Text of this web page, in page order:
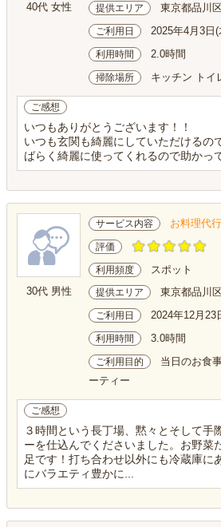
40代 女性 提供エリア 東京都品川
ご利用日 2025年4月3日(
利用時間 2.0時間
掃除場所 キッチン トイ
ご感想
いつもありがとうございます！！
いつも玄関も綺麗にしていただけるの
ばらく綺麗に使ってくれるので助かっ
30代 男性
サービス内容 お料理代行
評価
利用頻度 スポット
提供エリア 東京都品川
ご利用日 2024年12月23
利用時間 3.0時間
ご利用目的
当日のお食
ーティー
ご感想
３時間という長丁場、黙々とそして手
ーを仕込んでくださいました。お野菜
足です！打ち合わせ以外にも冷蔵庫に
にバラエティ豊かに...